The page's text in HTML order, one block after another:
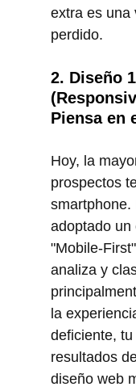
extra es una
perdido.
2. Diseño
Piensa en
Hoy, la
prospectos
smartphone.
adoptado un
"Mobile-
analiza y
la
deficiente,
resultados
diseño web